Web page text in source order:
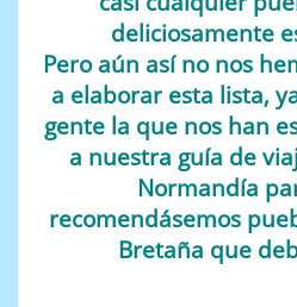
deliciosamente
Pero aún así no nos
a elaborar esta lista,
gente la que nos han
a nuestra guía de
Normandía
recomendásemos
Bretaña que